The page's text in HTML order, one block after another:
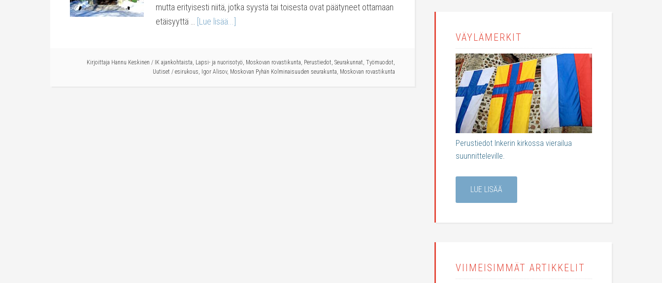
mutta erityisesti niitä, jotka syystä tai toisesta ovat päätyneet ottamaan
etäisyyttä …
[Lue lisää...]
Kirjoittaja Hannu Keskinen / IK ajankohtaista, Lapsi- ja nuorisotyö, Moskovan rovastikunta, Perustiedot, Seurakunnat, Työmuodot,
Uutiset / esirukous, Igor Alisov, Moskovan Pyhän Kolminaisuuden seurakunta, Moskovan rovastikunta
VÄYLÄMERKIT
Perustiedot Inkerin kirkossa vierailua
suunnitteleville.
LUE LISÄÄ
VIIMEISIMMÄT ARTIKKELIT